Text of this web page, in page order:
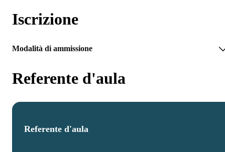
Iscrizione
Modalità di ammissione
Referente d'aula
Referente d'aula